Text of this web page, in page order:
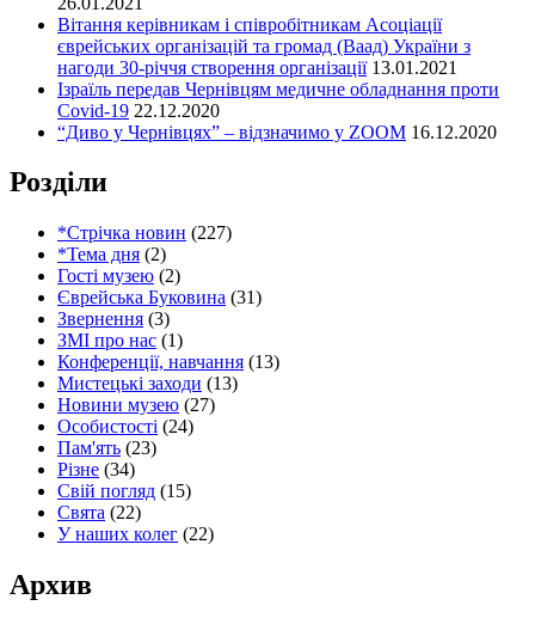
Вітання керівникам і співробітникам Асоціації
єврейських організацій та громад (Ваад) України з
нагоди 30-річчя створення організації 13.01.2021
Ізраїль передав Чернівцям медичне обладнання проти
Covid-19 22.12.2020
“Диво у Чернівцях” – відзначимо у ZOOM 16.12.2020
Розділи
*Стрічка новин (227)
*Тема дня (2)
Гості музею (2)
Єврейська Буковина (31)
Звернення (3)
ЗМІ про нас (1)
Конференції, навчання (13)
Мистецькі заходи (13)
Новини музею (27)
Особистості (24)
Пам'ять (23)
Різне (34)
Свій погляд (15)
Свята (22)
У наших колег (22)
Архив